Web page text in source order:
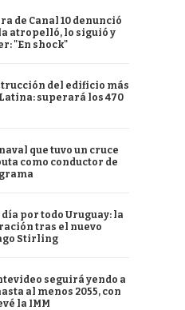
de Canal 10 denunció
atropelló, lo siguió y
"En shock"
del edificio más
superará los 470
que tuvo un cruce
como conductor de
por todo Uruguay: la
tras el nuevo
Stirling
seguirá yendo a
al menos 2055, con
la IMM